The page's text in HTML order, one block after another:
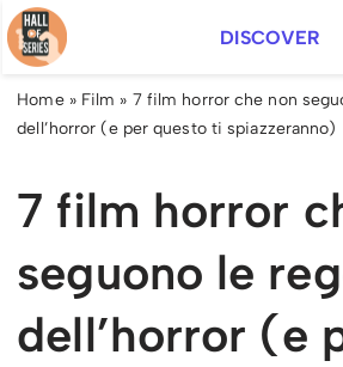
Vai
al
contenuto
DISCOVER
Home» Film » 7 film horror che non
dell’horror (e per questo ti spiazzeranno)
7 film horror
seguono le
dell’horror (e